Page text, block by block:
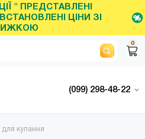
" ПРЕДСТАВЛЕНІ
ЦІНИ ЗІ
0
(099) 298-48-22
купання